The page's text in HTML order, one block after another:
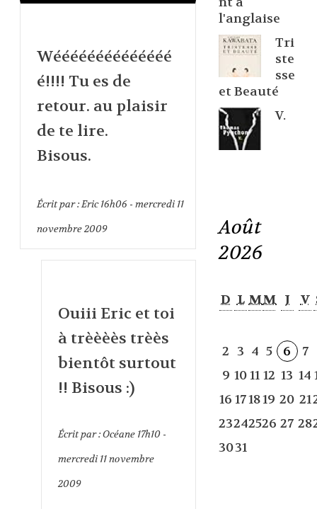
Wéééééééééééééé
é!!!! Tu es de
retour. au plaisir
de te lire.
Bisous.
Écrit par :Eric 16h06- mercredi 11
novembre 2009
Ouiii Eric et toi
à trèèèès trèès
bientôt surtout
!! Bisous :)
Écrit par :Océane 17h10-
mercredi 11novembre
2009
l'anglaise
Tri
ste
sse
et Beauté
V.
Août
2026
D L MM J V
2 3 4 5 6 7
9 1011 12 13 14
16 171819 20 21
23242526 27 28
3031